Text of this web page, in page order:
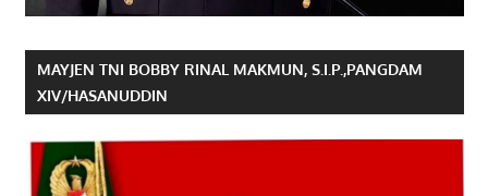
MAYJEN TNI BOBBY RINAL MAKMUN, S.I.P.,PANGDAM
XIV/HASANUDDIN